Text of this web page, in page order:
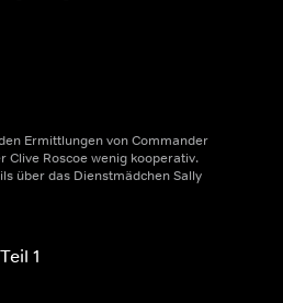
Ermittlungen von Commander
Clive Roscoe wenig kooperativ.
über das Dienstmädchen Sally
1